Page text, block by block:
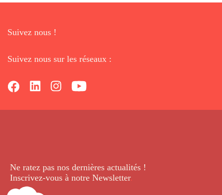
Suivez nous !
Suivez nous sur les réseaux :
Ne ratez pas nos dernières actualités !
Inscrivez-vous à notre Newsletter.